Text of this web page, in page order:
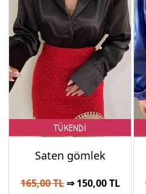
Saten gömlek
165,00 TL⇒ 150,00 TL
TÜKENDİ